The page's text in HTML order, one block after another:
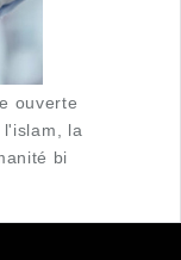
ouverte
la
bi